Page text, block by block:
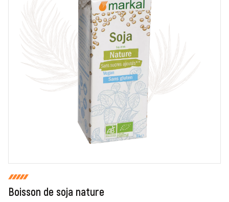
En cochant cette case, je donne mon accord pour que
markal utilise les données saisies dans ce formulaire
pour traiter et afficher le nom saisi, la note et le
commentaire de manière publique sur cette page. Pour
plus d'informations sur le traitement de ces données,
consulter la page des mentions légales. *
Fermer Envoyer
Boisson de soja nature